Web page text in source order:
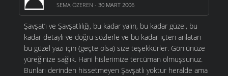
SEMA ÖZEREN - 30 MART 2006
Şavşat’ı ve Şavşatlılığı, bu kadar yalın, bu kadar güzel, bu
kadar detaylı ve doğru sözlerle ve bu kadar içten anlatan
bu güzel yazı için (geçte olsa) size teşekkürler. Gönlünüze
yüreğinize sağlık. Hani hislerimize tercüman olmuşsunuz.
Bunları derinden hissetmeyen Şavşatlı yoktur heralde ama